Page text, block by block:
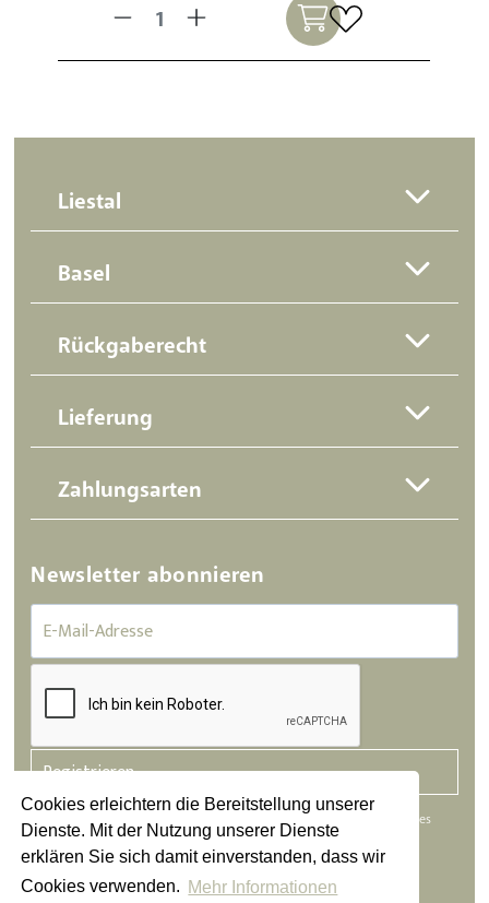
Cookies erleichtern die Bereitstellung unserer
Dienste. Mit der Nutzung unserer Dienste
erklären Sie sich damit einverstanden, dass wir
Cookies verwenden. Mehr Informationen
Liestal
Basel
Rückgaberecht
Lieferung
Zahlungsarten
Newsletter abonnieren
Registrieren
Die abgesendeten Daten werden nur zum Zweck der Bearbeitung Ihres
Anliegens verarbeitet. Weitere Informationen finden Sie in unserer
Datenschutzerklärung.
Datenschutz|Impressum |AGB